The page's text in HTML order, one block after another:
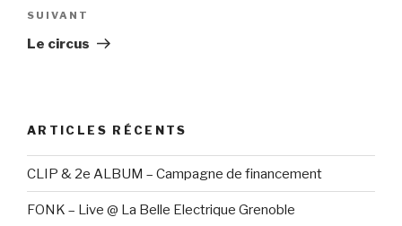
Article
suivant
SUIVANT
Le circus
ARTICLES RÉCENTS
CLIP & 2e ALBUM – Campagne de financement
FONK – Live @ La Belle Electrique Grenoble